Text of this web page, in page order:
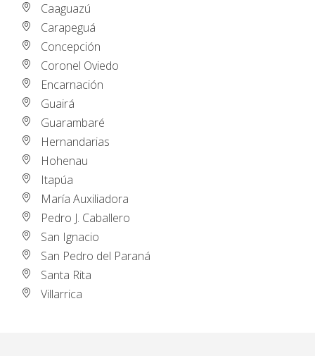
Caaguazú
Carapeguá
Concepción
Coronel Oviedo
Encarnación
Guairá
Guarambaré
Hernandarias
Hohenau
Itapúa
María Auxiliadora
Pedro J. Caballero
San Ignacio
San Pedro del Paraná
Santa Rita
Villarrica